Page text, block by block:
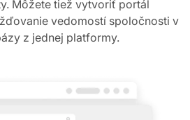
nástroj pracovného postupu,
prichádzajúce emaily, live
call centra do
z jednej platformy.